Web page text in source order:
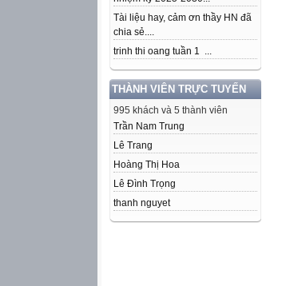
Tài liệu hay, cảm ơn thầy HN đã
chia sẻ....
trinh thi oang tuần 1 ...
THÀNH VIÊN TRỰC TUYẾN
995 khách và 5 thành viên
Trần Nam Trung
Lê Trang
Hoàng Thị Hoa
Lê Đình Trọng
thanh nguyet